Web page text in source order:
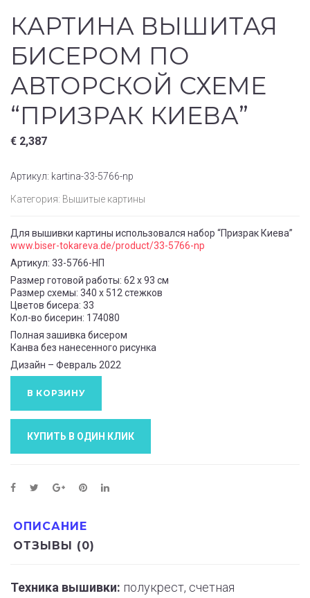
КАРТИНА ВЫШИТАЯ
БИСЕРОМ ПО
АВТОРСКОЙ СХЕМЕ
“ПРИЗРАК КИЕВА”
€ 2,387
Артикул: kartina-33-5766-np
Категория: Вышитые картины
Для вышивки картины использовался набор “Призрак Киева”
www.biser-tokareva.de/product/33-5766-np
Артикул: 33-5766-НП
Размер готовой работы: 62 х 93 см
Размер схемы: 340 х 512 стежков
Цветов бисера: 33
Кол-во бисерин: 174080
Полная зашивка бисером
Канва без нанесенного рисунка
Дизайн – Февраль 2022
В КОРЗИНУ
КУПИТЬ В ОДИН КЛИК
ОПИСАНИЕ
ОТЗЫВЫ (0)
Техника вышивки: полукрест, счетная